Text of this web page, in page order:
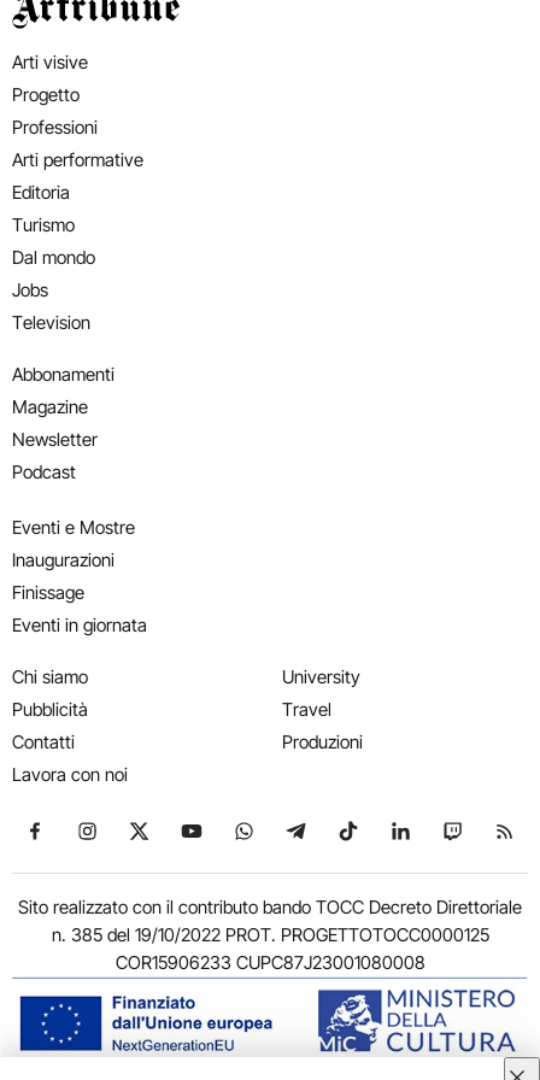
Artribune
Arti visive
Progetto
Professioni
Arti performative
Editoria
Turismo
Dal mondo
Jobs
Television
Abbonamenti
Magazine
Newsletter
Podcast
Eventi e Mostre
Inaugurazioni
Finissage
Eventi in giornata
Chi siamo
Pubblicità
Contatti
Lavora con noi
University
Travel
Produzioni
Seguici su Facebook
Seguici su Instagram
Seguici su X
Seguici su YouTube
Seguici su WhatsApp
Seguici su Telegram
Seguici su TikTok
Seguici su
Seguici
Sito realizzato con il contributo bando TOCC Decreto Direttoriale
n. 385 del 19/10/2022 PROT. PROGETTOTOCC0000125
COR15906233 CUPC87J23001080008